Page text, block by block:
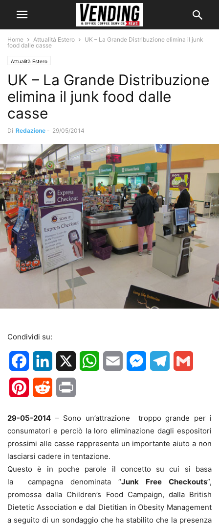
Home Attualità Estero
UK – La Grande Distribuzione elimina il junk
food dalle casse
Attualità Estero
UK – La Grande Distribuzione
elimina il junk food dalle
casse
Di Redazione - 29/05/2014
Condividi su:
FacebookLinkedIn WhatsApp
Email MessengerTelegram
PinterestReddit
29-05-2014 – Sono un’attrazione troppo grande per i
consumatori e perciò la loro eliminazione dagli espositori
prossimi alle casse rappresenta un importante aiuto a non
lasciarsi cadere in tentazione.
Questo è in poche parole il concetto su cui si basa
la campagna denominata “Junk Free Checkouts”,
promossa dalla Children’s Food Campaign, dalla British
Dietetic Association e dal Dietitian in Obesity Management
a seguito di un sondaggio che ha stabilito che la presenza